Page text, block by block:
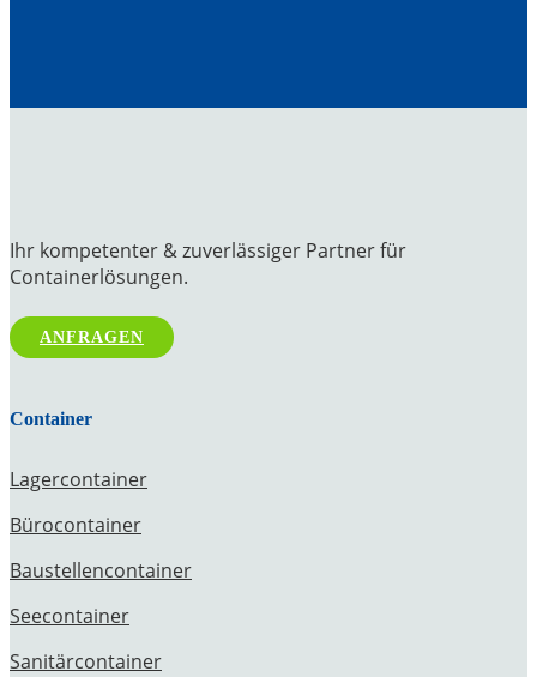
Ihr kompetenter & zuverlässiger Partner für
Containerlösungen.
ANFRAGEN
Container
Lagercontainer
Bürocontainer
Baustellencontainer
Seecontainer
Sanitärcontainer